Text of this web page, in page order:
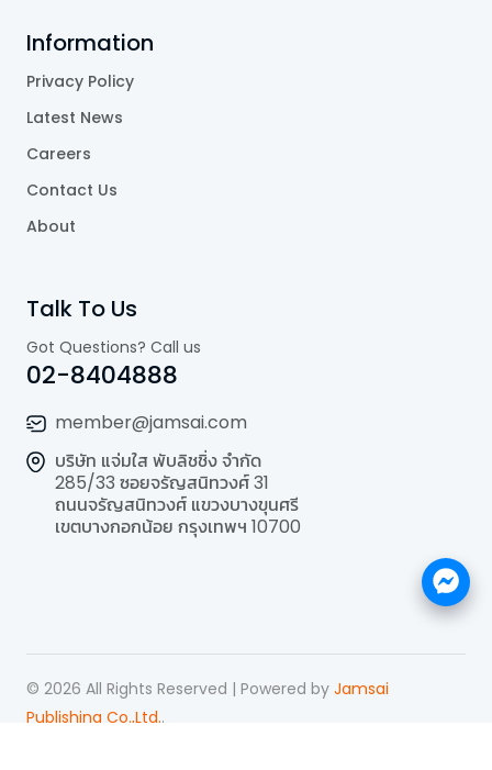
Information
Privacy Policy
Latest News
Careers
Contact Us
About
Talk To Us
Got Questions? Call us
02-8404888
member@jamsai.com
บริษัท แจ่มใส พับลิชชิ่ง จำกัด
285/33 ซอยจรัญสนิทวงศ์ 31
ถนนจรัญสนิทวงศ์ แขวงบางขุนศรี
เขตบางกอกน้อย กรุงเทพฯ 10700
© 2026 All Rights Reserved | Powered by Jamsai
Publishing Co.,Ltd..